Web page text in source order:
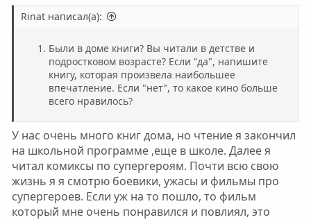
Rinat написал(а):
Были в доме книги? Вы читали в детстве и
подростковом возрасте? Если "да", напишите
книгу, которая произвела наибольшее
впечатление. Если "нет", то какое кино больше
всего нравилось?
У нас очень много книг дома, но чтение я закончил
на школьной программе ,еще в школе. Далее я
читал комиксы по супергероям. Почти всю свою
жизнь я я смотрю боевики, ужасы и фильмы про
супергероев. Если уж на то пошло, то фильм
который мне очень понравился и повлиял, это